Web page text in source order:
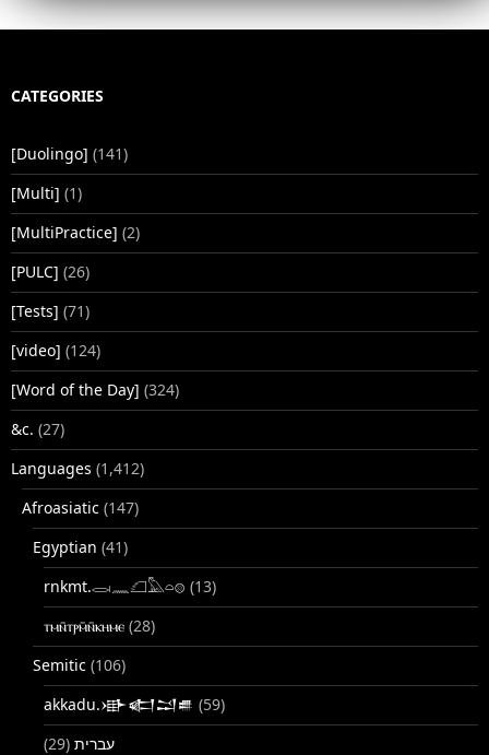
CATEGORIES
[Duolingo] (141)
[Multi] (1)
[MultiPractice] (2)
[PULC] (26)
[Tests] (71)
[video] (124)
[Word of the Day] (324)
&c. (27)
Languages (1,412)
Afroasiatic (147)
Egyptian (41)
rnkmt.𓂋𓏺𓈖𓆎𓅓𓏏𓊖 (13)
ⲧⲙⲛ̄ⲧⲣⲙ̄ⲛ̄ⲕⲏⲙⲉ (28)
Semitic (106)
akkadu.𒀝𒅗𒁺𒌑 (59)
עברית (29)